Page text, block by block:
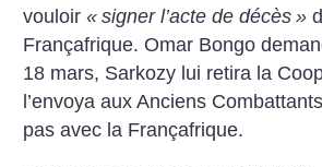
vouloir« signer l’acte de décès »
Françafrique. Omar Bongo
18 mars, Sarkozy lui retira la
l’envoya aux Anciens
pas avec la Françafrique.